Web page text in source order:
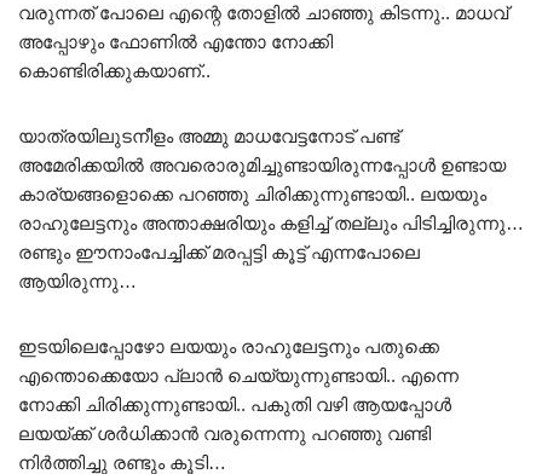
വരുന്നത് പോലെ എന്റെ തോളിൽ ചാഞ്ഞു കിടന്നു.. മാധവ്
അപ്പോഴും ഫോണിൽ എന്തോ നോക്കി
കൊണ്ടിരിക്കുകയാണ്..
യാത്രയിലുടനീളം അമ്മു മാധവേട്ടനോട് പണ്ട്
അമേരിക്കയിൽ അവരൊരുമിച്ചുണ്ടായിരുന്നപ്പോൾ ഉണ്ടായ
കാര്യങ്ങളൊക്കെ പറഞ്ഞു ചിരിക്കുന്നുണ്ടായി.. ലയയും
രാഹുലേട്ടനും അന്താക്ഷരിയും കളിച്ച് തല്ലും പിടിച്ചിരുന്നു…
രണ്ടും ഈനാംപേച്ചിക്ക് മരപ്പട്ടി കൂട്ട് എന്നപോലെ
ആയിരുന്നു…
ഇടയിലെപ്പോഴോ ലയയും രാഹുലേട്ടനും പതുക്കെ
എന്തൊക്കെയോ പ്ലാൻ ചെയ്യുന്നുണ്ടായി.. എന്നെ
നോക്കി ചിരിക്കുന്നുണ്ടായി.. പകുതി വഴി ആയപ്പോൾ
ലയയ്ക്ക് ശർധിക്കാൻ വരുന്നെന്നു പറഞ്ഞു വണ്ടി
നിർത്തിച്ചു രണ്ടും കൂടി…